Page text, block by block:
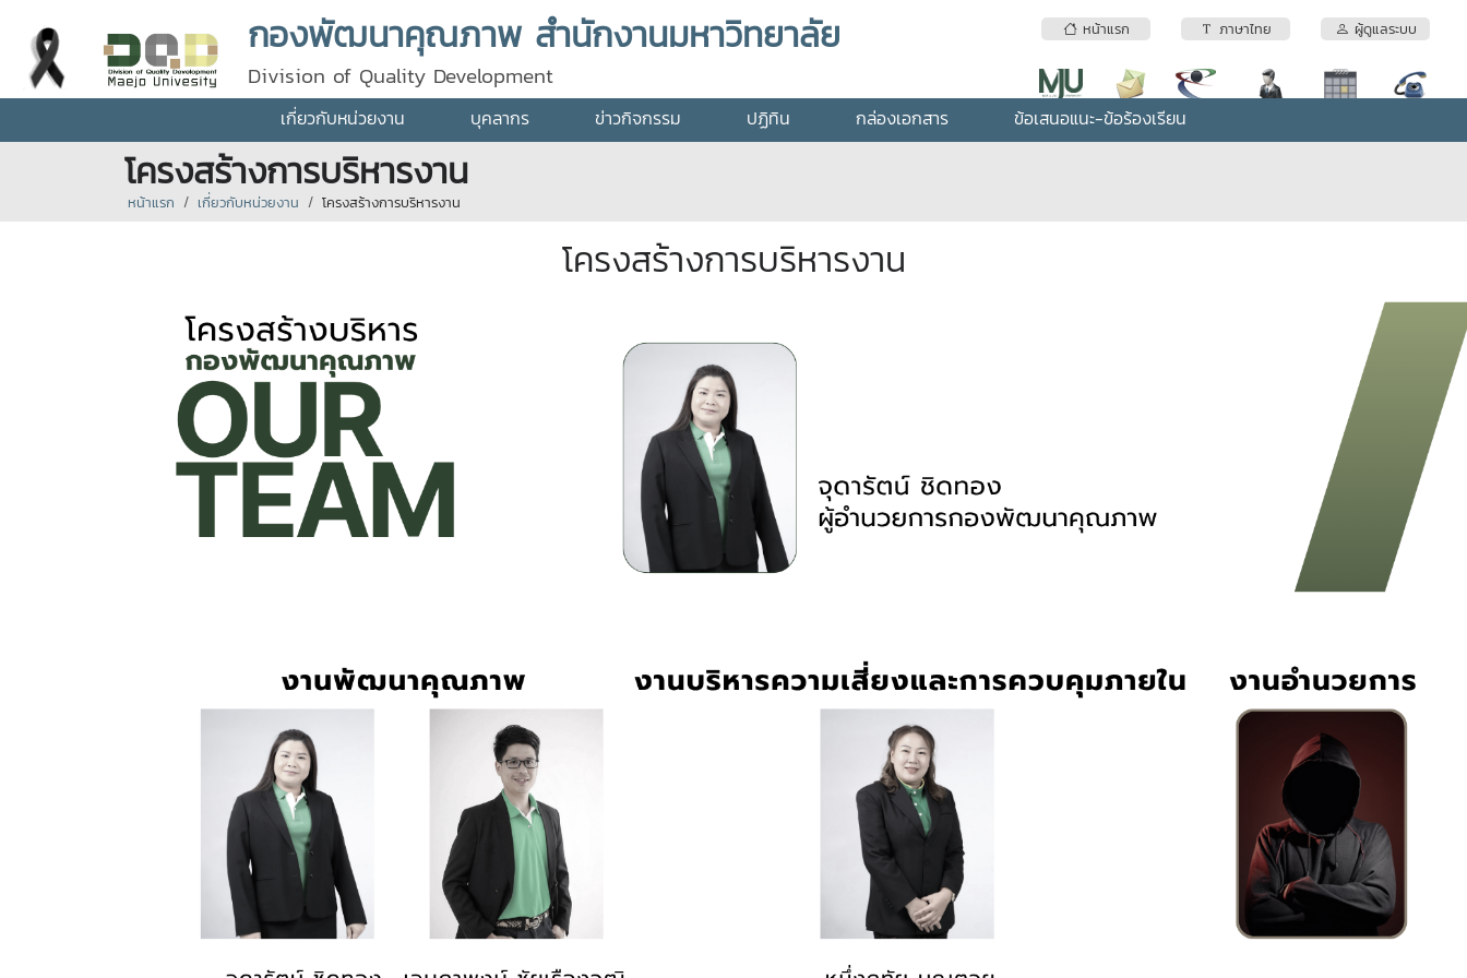
หน้าแรก ภาษาไทย ผู้ดูแลระบบ
กองพัฒนาคุณภาพ สำนักงานมหาวิทยาลัย
Division of Quality Development
เกี่ยวกับหน่วยงาน บุคลากร ข่าวกิจกรรม ปฏิทิน กล่องเอกสาร ข้อเสนอแนะ-ข้อร้องเรียน
โครงสร้างการบริหารงาน
หน้าแรก เกี่ยวกับหน่วยงาน โครงสร้างการบริหารงาน
โครงสร้างการบริหารงาน